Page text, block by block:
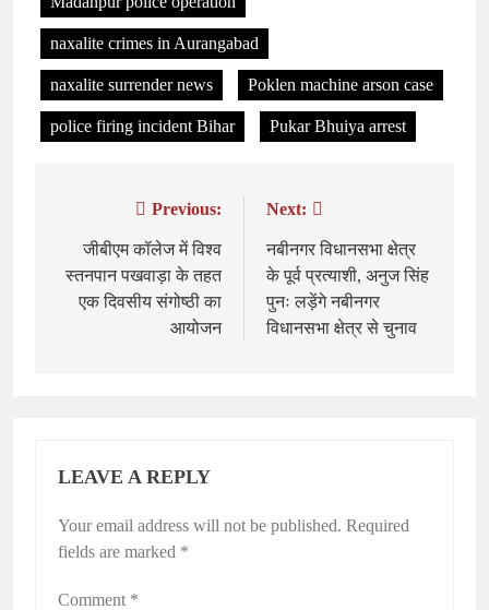
naxalite crimes in Aurangabad
naxalite surrender news Poklen machine arson case
police firing incident Bihar Pukar Bhuiya arrest
navigation
Previous:
जीबीएम कॉलेज में विश्व
स्तनपान पखवाड़ा के तहत
एक दिवसीय संगोष्ठी का
आयोजन
Next:
नबीनगर विधानसभा क्षेत्र
के पूर्व प्रत्याशी, अनुज सिंह
पुनः लड़ेंगे नबीनगर
विधानसभा क्षेत्र से चुनाव
LEAVE A REPLY
Your email address will not be published. Required
fields are marked *
Comment *